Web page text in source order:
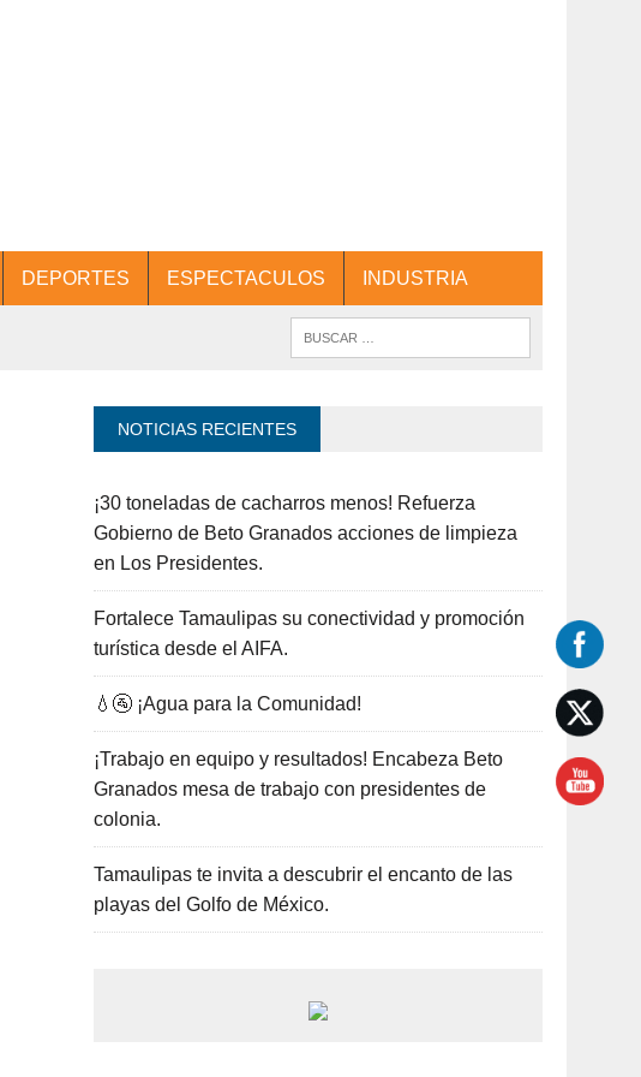
DEPORTES ESPECTACULOS INDUSTRIA
NOTICIAS RECIENTES
¡30 toneladas de cacharros menos! Refuerza
Gobierno de Beto Granados acciones de limpieza
en Los Presidentes.
Fortalece Tamaulipas su conectividad y promoción
turística desde el AIFA.
💧🚰 ¡Agua para la Comunidad!
¡Trabajo en equipo y resultados! Encabeza Beto
Granados mesa de trabajo con presidentes de
colonia.
Tamaulipas te invita a descubrir el encanto de las
playas del Golfo de México.